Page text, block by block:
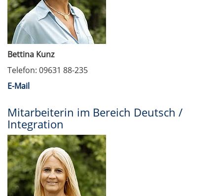
Bettina Kunz
Telefon: 09631 88-235
E-Mail
Mitarbeiterin im Bereich Deutsch /
Integration